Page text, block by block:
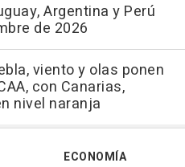
Argentina y Perú
de 2026
viento y olas ponen
con Canarias,
nivel naranja
ECONOMÍA